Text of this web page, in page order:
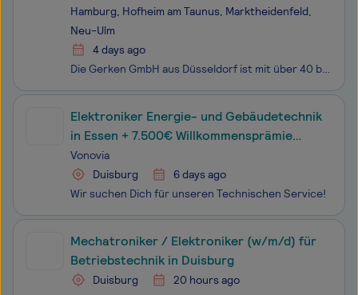
Hamburg, Hofheim am Taunus, Marktheidenfeld,
Neu-Ulm
4 days ago
Die Gerken GmbH aus Düsseldorf ist mit über 40 bundesweiten Standorten und einem Sortiment von 12.000 Mietgeräten eine der führenden Arbeitsbühnenvermietungen. Mit Kompetenz, Zuverlässigkeit und hohem Servicegrad bedienen wir europaweit einen großen Kundenkreis aller Branchen, wann immer Arbeiten in
Elektroniker Energie- und Gebäudetechnik
in Essen + 7.500€ Willkommensprämie
(m/w/d)
Vonovia
Duisburg
6 days ago
Wir suchen Dich für unseren Technischen Service!
Mechatroniker / Elektroniker (w/m/d) für
Betriebstechnik in Duisburg
Duisburg
20 hours ago